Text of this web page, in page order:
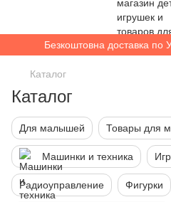
Безкоштовна доставка по
Каталог
Каталог
Для малышей Товары для
Машинки и техника
Радиоуправление Фигурки